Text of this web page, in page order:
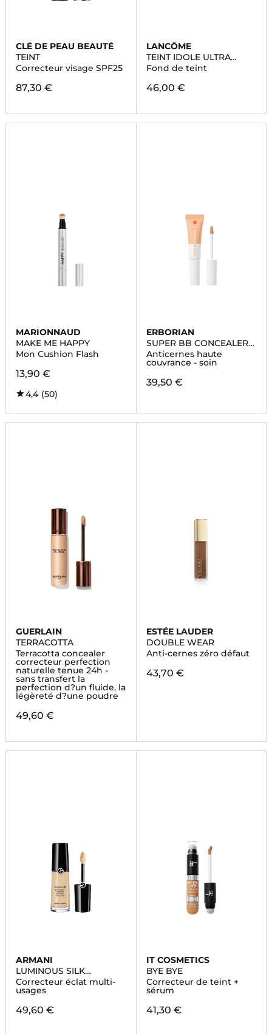
CLÉ DE PEAU BEAUTÉ
TEINT
Correcteur visage SPF25
87,30 €
LANCÔME
TEINT IDOLE ULTRA
WEAR SKIN-GLOW
SERUM CONCEALER
Fond de teint
46,00 €
MARIONNAUD
MAKE ME HAPPY
Mon Cushion Flash
13,90 €
4,4 (50)
ERBORIAN
SUPER BB CONCEALER
AU GINSENG
Anticernes haute
couvrance - soin
39,50 €
GUERLAIN
TERRACOTTA
Terracotta concealer
correcteur perfection
naturelle tenue 24h -
sans transfert la
perfection d?un fluide, la
légèreté d?une poudre
49,60 €
ESTÉE LAUDER
DOUBLE WEAR
Anti-cernes zéro défaut
43,70 €
ARMANI
LUMINOUS SILK
CORRECTEUR
Correcteur éclat multi-
usages
49,60 €
IT COSMETICS
BYE BYE
Correcteur de teint +
sérum
41,30 €